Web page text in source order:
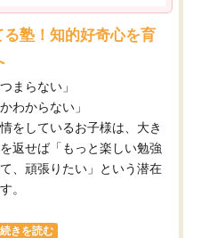
塾！知的好奇心を育
まらない」
わからない」
をしているお子様は、大き
返せば「もっと楽しい勉強
、頑張りたい」という潜在
。
続きを読む